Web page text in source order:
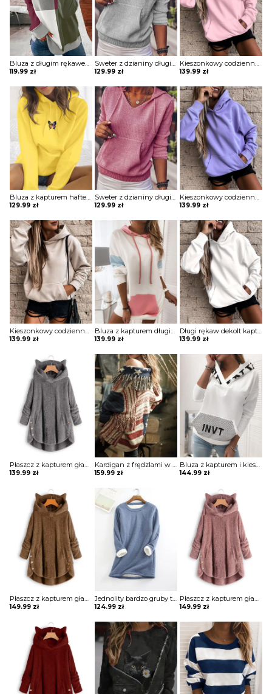
Bluza z długim rękawem colorblock Boyanka
119.99 zł
Sweter z dzianiny długim rękawem i kieszeniami Bedrije
129.99 zł
Kieszonkowy codzienny top z kapturem bluza Anthe
139.99 zł
Bluza z kapturem haftem motylkowym Sinica
129.99 zł
Sweter z dzianiny długim rękawem i kieszeniami Bedrije
129.99 zł
Kieszonkowy codzienny top z kapturem bluza Anthe
139.99 zł
Kieszonkowy codzienny top z kapturem bluza Anthe
139.99 zł
Bluza z kapturem długim rękawem sukienka Marje
139.99 zł
Długi rękaw dekolt kaptur jednolita casual ściągacz kangurka kieszeń luźna na co dzień bluza Delila
139.99 zł
Płaszcz z kapturem gładkimi guzikami kurtka Fennie
139.99 zł
Kardigan z frędzlami w kolorowe bloki paski sweter Kellia
159.99 zł
Bluza z kapturem i kieszeniami w literę Anabela
144.99 zł
Płaszcz z kapturem gładkimi guzikami kurtka Pamila
149.99 zł
Jednolity bardzo gruby top z długim rękawem bluzka Anique
124.99 zł
Płaszcz z kapturem gładkimi guzikami kurtka Pamila
149.99 zł